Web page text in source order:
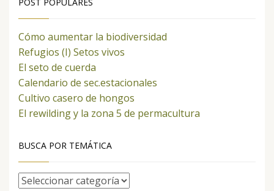
Cómo aumentar la biodiversidad
Refugios (I) Setos vivos
El seto de cuerda
Calendario de sec.estacionales
Cultivo casero de hongos
El rewilding y la zona 5 de permacultura
BUSCA POR TEMÁTICA